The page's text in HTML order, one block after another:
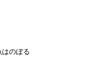
のぼる